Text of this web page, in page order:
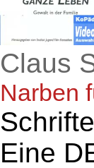
Claus
Narben
Eine